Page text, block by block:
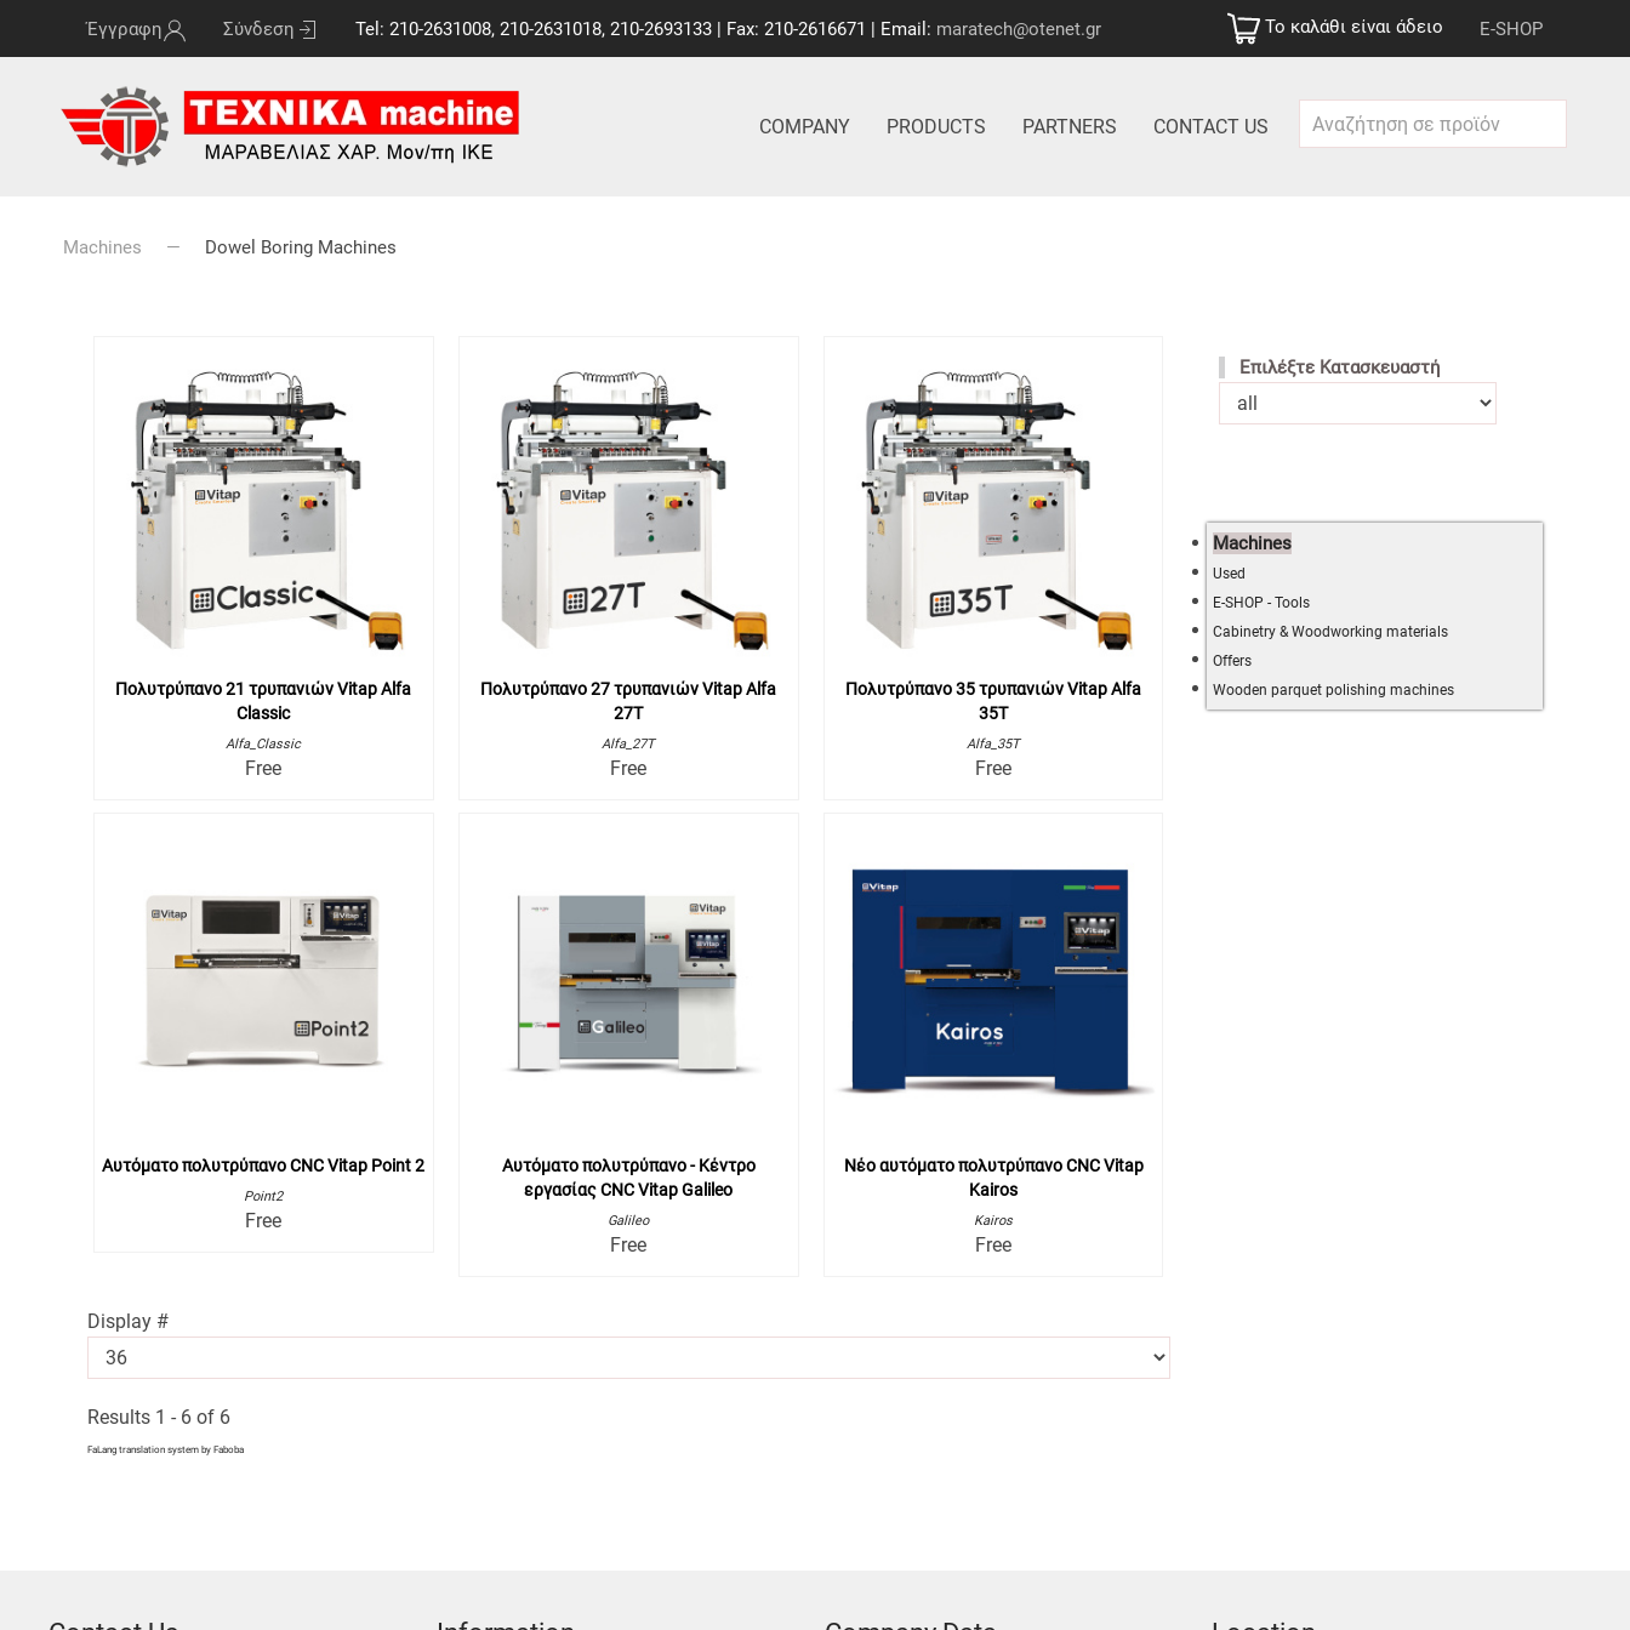
Έγγραφη Σύνδεση Tel: 210-2631008, 210-2631018, 210-2693133 | Fax: 210-2616671 | Email: maratech@otenet.gr Το καλάθι είναι άδειο E-SHOP
COMPANY PRODUCTS PARTNERS CONTACT US
Machines Dowel Boring Machines
Πολυτρύπανο 21 τρυπανιών Vitap Alfa
Classic
Alfa_Classic
Free
Πολυτρύπανο 27 τρυπανιών Vitap Alfa
27T
Alfa_27T
Free
Πολυτρύπανο 35 τρυπανιών Vitap Alfa
35T
Alfa_35T
Free
Αυτόματο πολυτρύπανο CNC Vitap Point 2
Point2
Free
Αυτόματο πολυτρύπανο - Κέντρο
εργασίας CNC Vitap Galileo
Galileo
Free
Νέο αυτόματο πολυτρύπανο CNC Vitap
Kairos
Kairos
Free
Display #
Results 1 - 6 of 6
FaLang translation system by Faboba
Επιλέξτε Κατασκευαστή
Machines
Used
E-SHOP - Tools
Cabinetry & Woodworking materials
Offers
Wooden parquet polishing machines